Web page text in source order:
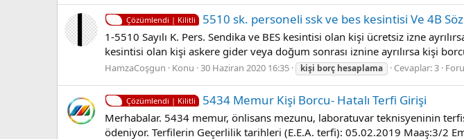
Çözümlendi | Kilitli 5510 sk. personeli ssk ve bes kesintisi Ve 4B
1-5510 Sayılı K. Pers. Sendika ve BES kesintisi olan kişi ücretsiz izne
kesintisi olan kişi askere gider veya doğum sonrası iznine ayrılırsa kişi
HamzaCoşgun Konu 30 Haziran 2020 16:35 kişi borç hesaplama Cevaplar: 3
Çözümlendi | Kilitli 5434 Memur Kişi Borcu- Hatalı Terfi Girişi
Merhabalar. 5434 memur, önlisans mezunu, laboratuvar teknisyeninin
ödeniyor. Terfilerin Geçerlilik tarihleri (E.E.A. terfi): 05.02.2019 Maaş:3/2